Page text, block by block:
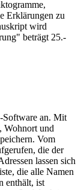
Erklärungen zu
wird
beträgt 25.-
Software an. Mit
Wohnort und
Vom
die der
lassen sich
die alle Namen
enthält, ist